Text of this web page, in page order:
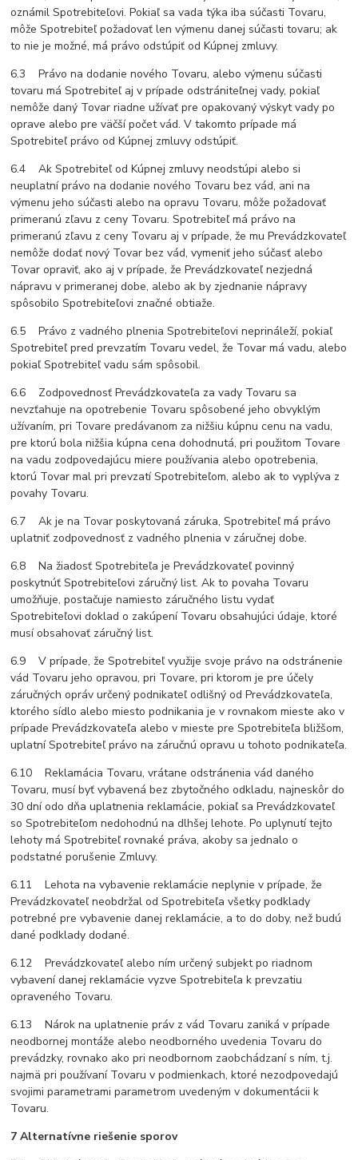
oznámil Spotrebiteľovi. Pokiaľ sa vada týka iba súčasti Tovaru,
môže Spotrebiteľ požadovať len výmenu danej súčasti tovaru; ak
to nie je možné, má právo odstúpiť od Kúpnej zmluvy.
6.3 Právo na dodanie nového Tovaru, alebo výmenu súčasti
tovaru má Spotrebiteľ aj v prípade odstrániteľnej vady, pokiaľ
nemôže daný Tovar riadne užívať pre opakovaný výskyt vady po
oprave alebo pre väčší počet vád. V takomto prípade má
Spotrebiteľ právo od Kúpnej zmluvy odstúpiť.
6.4 Ak Spotrebiteľ od Kúpnej zmluvy neodstúpi alebo si
neuplatní právo na dodanie nového Tovaru bez vád, ani na
výmenu jeho súčasti alebo na opravu Tovaru, môže požadovať
primeranú zľavu z ceny Tovaru. Spotrebiteľ má právo na
primeranú zľavu z ceny Tovaru aj v prípade, že mu Prevádzkovateľ
nemôže dodať nový Tovar bez vád, vymeniť jeho súčasť alebo
Tovar opraviť, ako aj v prípade, že Prevádzkovateľ nezjedná
nápravu v primeranej dobe, alebo ak by zjednanie nápravy
spôsobilo Spotrebiteľovi značné obtiaže.
6.5 Právo z vadného plnenia Spotrebiteľovi neprináleží, pokiaľ
Spotrebiteľ pred prevzatím Tovaru vedel, že Tovar má vadu, alebo
pokiaľ Spotrebiteľ vadu sám spôsobil.
6.6 Zodpovednosť Prevádzkovateľa za vady Tovaru sa
nevzťahuje na opotrebenie Tovaru spôsobené jeho obvyklým
užívaním, pri Tovare predávanom za nižšiu kúpnu cenu na vadu,
pre ktorú bola nižšia kúpna cena dohodnutá, pri použitom Tovare
na vadu zodpovedajúcu miere používania alebo opotrebenia,
ktorú Tovar mal pri prevzatí Spotrebiteľom, alebo ak to vyplýva z
povahy Tovaru.
6.7 Ak je na Tovar poskytovaná záruka, Spotrebiteľ má právo
uplatniť zodpovednosť z vadného plnenia v záručnej dobe.
6.8 Na žiadosť Spotrebiteľa je Prevádzkovateľ povinný
poskytnúť Spotrebiteľovi záručný list. Ak to povaha Tovaru
umožňuje, postačuje namiesto záručného listu vydať
Spotrebiteľovi doklad o zakúpení Tovaru obsahujúci údaje, ktoré
musí obsahovať záručný list.
6.9 V prípade, že Spotrebiteľ využije svoje právo na odstránenie
vád Tovaru jeho opravou, pri Tovare, pri ktorom je pre účely
záručných opráv určený podnikateľ odlišný od Prevádzkovateľa,
ktorého sídlo alebo miesto podnikania je v rovnakom mieste ako v
prípade Prevádzkovateľa alebo v mieste pre Spotrebiteľa bližšom,
uplatní Spotrebiteľ právo na záručnú opravu u tohoto podnikateľa.
6.10 Reklamácia Tovaru, vrátane odstránenia vád daného
Tovaru, musí byť vybavená bez zbytočného odkladu, najneskôr do
30 dní odo dňa uplatnenia reklamácie, pokiaľ sa Prevádzkovateľ
so Spotrebiteľom nedohodnú na dlhšej lehote. Po uplynutí tejto
lehoty má Spotrebiteľ rovnaké práva, akoby sa jednalo o
podstatné porušenie Zmluvy.
6.11 Lehota na vybavenie reklamácie neplynie v prípade, že
Prevádzkovateľ neobdržal od Spotrebiteľa všetky podklady
potrebné pre vybavenie danej reklamácie, a to do doby, než budú
dané podklady dodané.
6.12 Prevádzkovateľ alebo ním určený subjekt po riadnom
vybavení danej reklamácie vyzve Spotrebiteľa k prevzatiu
opraveného Tovaru.
6.13 Nárok na uplatnenie práv z vád Tovaru zaniká v prípade
neodbornej montáže alebo neodborného uvedenia Tovaru do
prevádzky, rovnako ako pri neodbornom zaobchádzaní s ním, t.j.
najmä pri používaní Tovaru v podmienkach, ktoré nezodpovedajú
svojimi parametrami parametrom uvedeným v dokumentácii k
Tovaru.
7 Alternatívne riešenie sporov